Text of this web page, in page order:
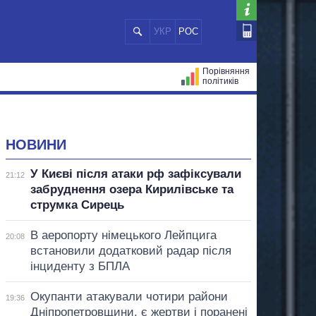
УКР РОС
Порівняння
політиків
НОВИНИ
21:12
У Києві після атаки рф зафіксували
забруднення озера Кирилівське та
струмка Сирець
20:08
В аеропорту німецького Лейпцига
встановили додатковий радар після
інциденту з БПЛА
19:36
Окупанти атакували чотири райони
Дніпропетровщини, є жертви і поранені